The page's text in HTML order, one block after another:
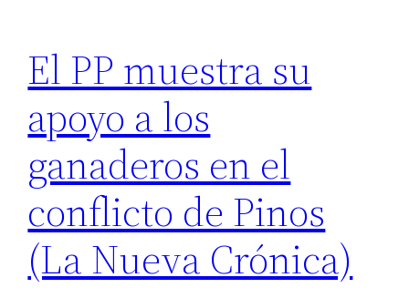
El PP muestra su
apoyo a los
ganaderos en el
conflicto de Pinos
(La Nueva Crónica)